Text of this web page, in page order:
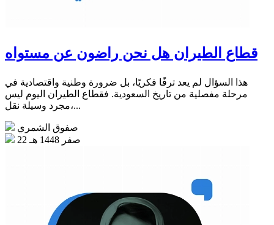
قطاع الطيران هل نحن راضون عن مستواه
هذا السؤال لم يعد ترفًا فكريًا، بل ضرورة وطنية واقتصادية في
مرحلة مفصلية من تاريخ السعودية. فقطاع الطيران اليوم ليس
مجرد وسيلة نقل،...
صفوق الشمري
22 صفر 1448 هـ